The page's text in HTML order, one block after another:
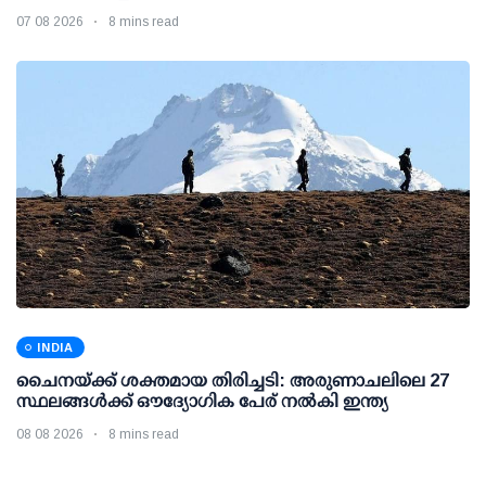
07 08 2026 8 mins read
INDIA
ചൈനയ്ക്ക് ശക്തമായ തിരിച്ചടി: അരുണാചലിലെ 27
സ്ഥലങ്ങള്‍ക്ക് ഔദ്യോഗിക പേര് നല്‍കി ഇന്ത്യ
08 08 2026 8 mins read